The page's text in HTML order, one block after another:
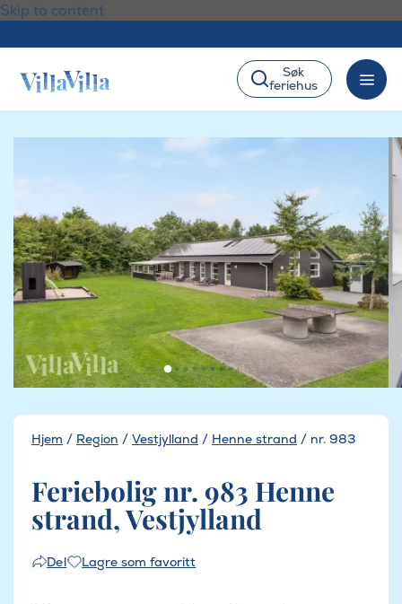
Skip to content
Søk
feriehus
Hjem / Region / Vestjylland / Henne strand / nr. 983
Feriebolig nr. 983 Henne
strand, Vestjylland
Del Lagre som favoritt